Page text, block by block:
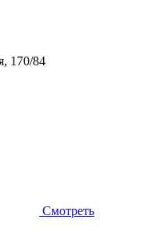
170/84
Смотреть